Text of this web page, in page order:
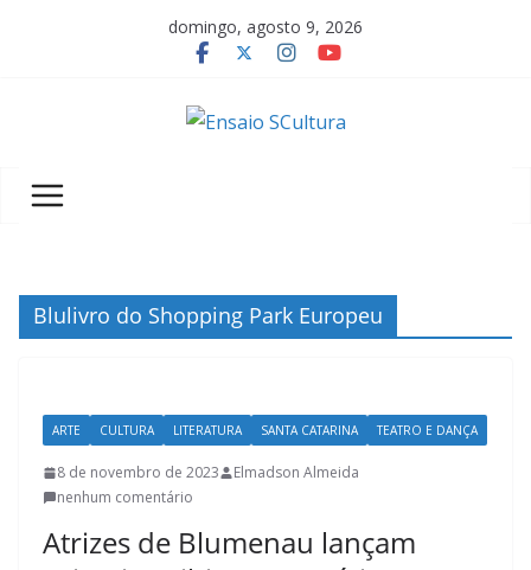
domingo, agosto 9, 2026
z
a
c
u
l
t
Blulivro do Shopping Park Europeu
ARTE CULTURA LITERATURA SANTA CATARINA TEATRO E DANÇA
8 de novembro de 2023
Elmadson Almeida
nenhum comentário
Atrizes de Blumenau lançam